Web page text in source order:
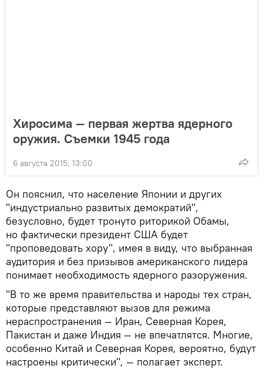
Хиросима — первая жертва ядерного
оружия. Съемки 1945 года
6 августа 2015, 13:00
Он пояснил, что население Японии и других
"индустриально развитых демократий",
безусловно, будет тронуто риторикой Обамы,
но фактически президент США будет
"проповедовать хору", имея в виду, что выбранная
аудитория и без призывов американского лидера
понимает необходимость ядерного разоружения.
"В то же время правительства и народы тех стран,
которые представляют вызов для режима
нераспространения — Иран, Северная Корея,
Пакистан и даже Индия — не впечатлятся. Многие,
особенно Китай и Северная Корея, вероятно, будут
настроены критически", — полагает эксперт.